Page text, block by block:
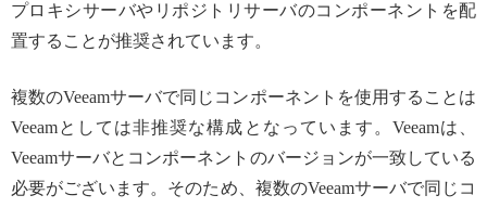
プロキシサーバやリポジトリサーバのコンポーネントを配
置することが推奨されています。
複数のVeeamサーバで同じコンポーネントを使用することは
Veeamとしては非推奨な構成となっています。Veeamは、
Veeamサーバとコンポーネントのバージョンが一致している
必要がございます。そのため、複数のVeeamサーバで同じコ